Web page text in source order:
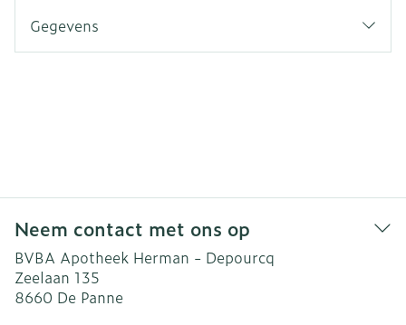
Gegevens
Neem contact met ons op
BVBA Apotheek Herman - Depourcq
Zeelaan 135
8660 De Panne